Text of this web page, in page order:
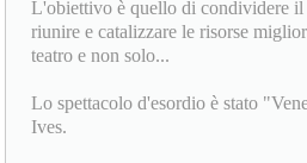
L'obiettivo è quello di condividere il
riunire e catalizzare le risorse
teatro e non solo...
Lo spettacolo d'esordio è stato
Ives.